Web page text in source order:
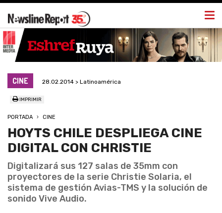
CINE 28.02.2014 > Latinoamérica
IMPRIMIR
PORTADA CINE
HOYTS CHILE DESPLIEGA CINE
DIGITAL CON CHRISTIE
Digitalizará sus 127 salas de 35mm con
proyectores de la serie Christie Solaria, el
sistema de gestión Avias-TMS y la solución de
sonido Vive Audio.